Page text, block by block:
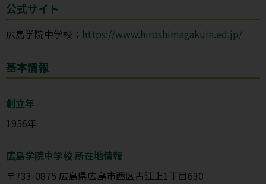
公式サイト
広島学院中学校： https://www.hiroshimagakuin.ed.jp/
基本情報
創立年
1956年
広島学院中学校 所在地情報
〒733-0875 広島県広島市西区古江上1丁目630